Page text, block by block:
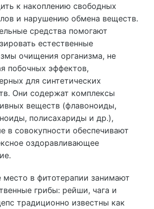
к накоплению свободных
и нарушению обмена веществ.
средства помогают
естественные
очищения организма, не
побочных эффектов,
для синтетических
Они содержат комплексы
веществ (флавоноиды,
полисахариды и др.),
в совокупности обеспечивают
оздоравливающее
место в фитотерапии занимают
грибы: рейши, чага и
традиционно известны как